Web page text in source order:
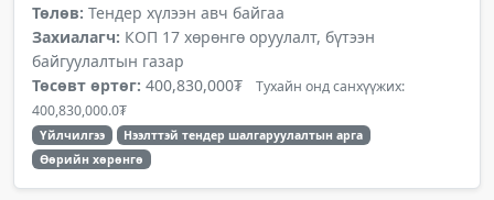
Төлөв: Тендер хүлээн авч байгаа
Захиалагч: КОП 17 хөрөнгө оруулалт, бүтээн
байгуулалтын газар
Төсөвт өртөг: 400,830,000₮ Тухайн онд санхүүжих:
400,830,000.0₮
Үйлчилгээ
Нээлттэй тендер шалгаруулалтын арга
Өөрийн хөрөнгө